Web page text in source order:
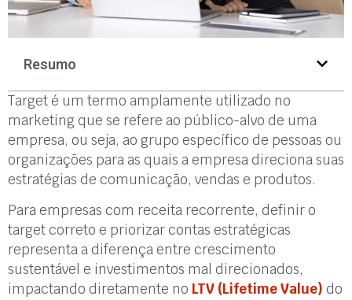
Resumo
Target é um termo amplamente utilizado no
marketing que se refere ao público-alvo de uma
empresa, ou seja, ao grupo específico de pessoas ou
organizações para as quais a empresa direciona suas
estratégias de comunicação, vendas e produtos.
Para empresas com receita recorrente, definir o
target correto e priorizar contas estratégicas
representa a diferença entre crescimento
sustentável e investimentos mal direcionados,
impactando diretamente no LTV (Lifetime Value) do